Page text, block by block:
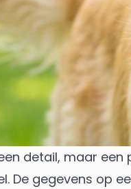
detail, maar
gegevens op